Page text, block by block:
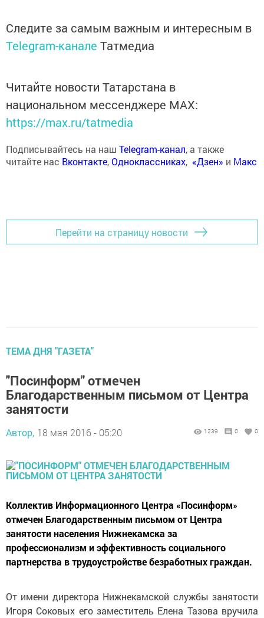
Следите за самым важным и интересным в
Telegram-канале Татмедиа
Читайте новости Татарстана в
национальном мессенджере MАХ:
https://max.ru/tatmedia
Подписывайтесь на наш Telegram-канал, а также
читайте нас Вконтакте,Одноклассниках, «Дзен» и Макс
Перейти на страницу новости
ТЕМА ДНЯ "ГАЗЕТА"
"Посинформ" отмечен
Благодарственным письмом от Центра
занятости
Автор, 18 мая 2016 - 05:20 1239 0 0
Коллектив Информационного Центра «Посинформ»
отмечен Благодарственным письмом от Центра
занятости населения Нижнекамска за
профессионализм и эффективность социального
партнерства в трудоустройстве безработных граждан.
От имени директора Нижнекамской службы занятости
Игоря Соковых его заместитель Елена Тазова вручила